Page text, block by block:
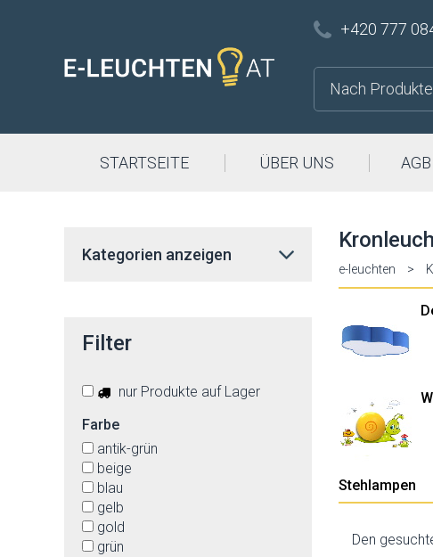
+420 777
STARTSEITE ÜBER UNS AGB
e-leuchten >
Stehlampen
Den
Kategorien anzeigen
Filter
nur Produkte auf Lager
Farbe
antik-grün
beige
blau
gelb
gold
grün